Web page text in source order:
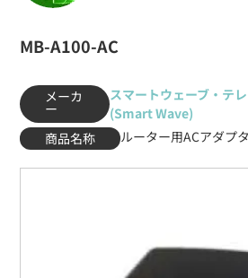
MB-A100-AC
メーカ
ー
スマートウェーブ・テ
(Smart Wave)
商品名称
ルーター用ACアダプタ